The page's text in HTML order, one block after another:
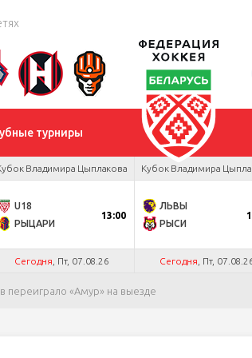
турниры
Владимира Цыплакова
U18
РЫЦАРИ
13:00
Сегодня , Пт, 07.08.26
Кубок Владимира
ЛЬВЫ
РЫСИ
Сегодня , Пт,
переиграло «Амур» на выезде